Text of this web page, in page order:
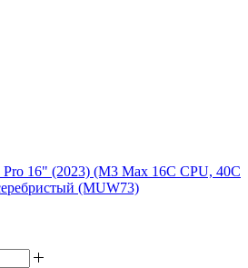
16" (2023) (M3 Max 16C CPU, 40C
(MUW73)